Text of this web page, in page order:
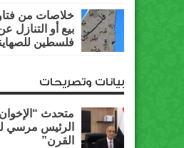
خلاصات من
بيع أو التنازل
فلسطين
بيانات وتصريحات
متحدث
الرئيس مرسي
القرن”